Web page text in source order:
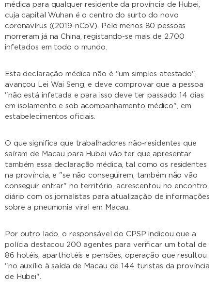
médica para qualquer residente da província de Hubei,
cuja capital Wuhan é o centro do surto do novo
coronavírus ((2019-nCoV). Pelo menos 80 pessoas
morreram já na China, registando-se mais de 2.700
infetados em todo o mundo.
Esta declaração médica não é "um simples atestado",
avançou Lei Wai Seng, e deve comprovar que a pessoa
"não está infetada e para isso deve ter passado 14 dias
em isolamento e sob acompanhamento médico", em
estabelecimentos oficiais.
O que significa que trabalhadores não-residentes que
saíram de Macau para Hubei vão ter que apresentar
também essa declaração médica, tal como os residentes
na província, e "se não conseguirem, também não vão
conseguir entrar" no território, acrescentou no encontro
diário com os jornalistas para atualização de informações
sobre a pneumonia viral em Macau.
Por outro lado, o responsável do CPSP indicou que a
polícia destacou 200 agentes para verificar um total de
86 hotéis, aparthotéis e pensões, operação que resultou
"no auxílio à saída de Macau de 144 turistas da província
de Hubei".